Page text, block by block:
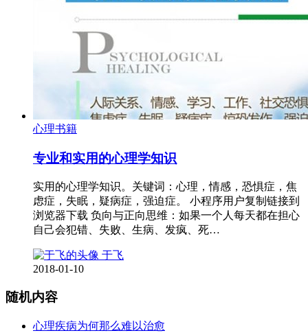
心理书籍
专业和实用的心理学知识
实用的心理学知识。关键词：心理，情感，恐惧症，焦
虑症，失眠，疑病症，强迫症。 小程序用户复制链接到
浏览器下载 负向与正向思维：如果一个人每天都在担心
自己会犯错、失败、生病、发疯、死…
于飞
2018-01-10
随机内容
心理疾病为何那么难以治愈